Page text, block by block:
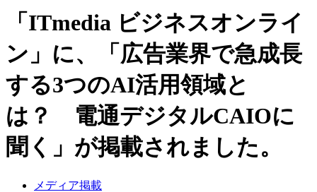
「ITmedia ビジネスオンライ
ン」に、「広告業界で急成長
する3つのAI活用領域と
は？ 電通デジタルCAIOに
聞く」が掲載されました。
メディア掲載